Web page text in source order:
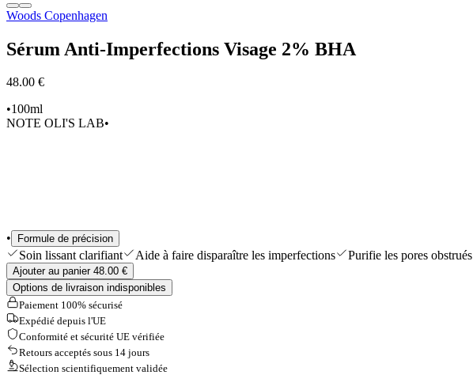
Visage
Woods Copenhagen
Sérum Anti-Imperfections Visage 2% BHA
48.00 €
•100ml
NOTE OLI'S LAB•
• Formule de précision
Soin lissant clarifiant Aide à faire disparaître les imperfections Purifie les pores obstrués
Ajouter au panier 48.00 €
Options de livraison indisponibles
Paiement 100% sécurisé
Expédié depuis l'UE
Conformité et sécurité UE vérifiée
Retours acceptés sous 14 jours
Sélection scientifiquement validée